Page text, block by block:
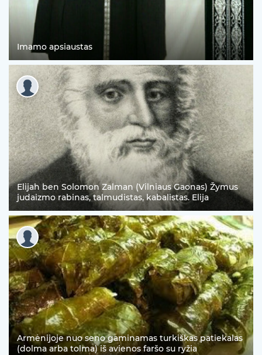
Imamo apsiaustas
Elijah ben Solomon Zalman (Vilniaus Gaonas) Žymus
judaizmo rabinas, talmudistas, kabalistas. Elija
Armėnijoje nuo seno gaminamas turkiškas patiekalas
(dolma arba tolma) iš avienos faršo su ryžia